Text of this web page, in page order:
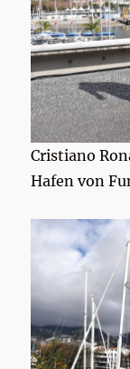
Cristiano
Hafen von